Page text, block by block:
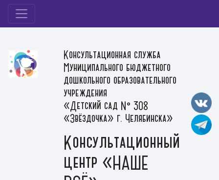
Консультационная служба
Муниципального бюджетного
дошкольного образовательного
учреждения
«Детский сад № 308
«Звёздочка» г. Челябинска»
Консультационный
центр «НАШЕ